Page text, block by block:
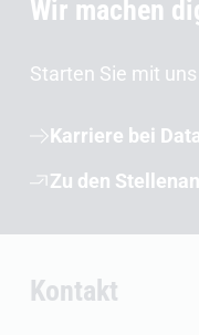
Wir machen
Starten Sie mit
Karriere bei
Zu den
Kontakt